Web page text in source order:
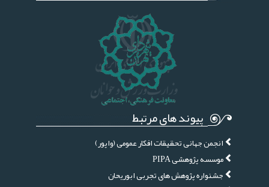
پیوند های مرتبط
انجمن جهانی تحقیقات افکار عمومی (واپور)
موسسه پژوهشی PIPA
جشنواره پژوهش های تجربی ابوریحان